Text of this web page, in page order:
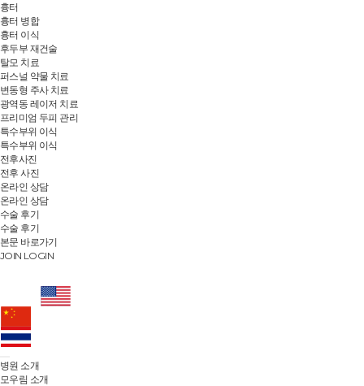
흉터
흉터 병합
흉터 이식
후두부 재건술
탈모 치료
퍼스널 약물 치료
변동형 주사 치료
광역동 레이저 치료
프리미엄 두피 관리
특수부위 이식
특수부위 이식
전후사진
전후 사진
온라인 상담
온라인 상담
수술 후기
수술 후기
본문 바로가기
JOIN LOGIN
병원 소개
모우림 소개